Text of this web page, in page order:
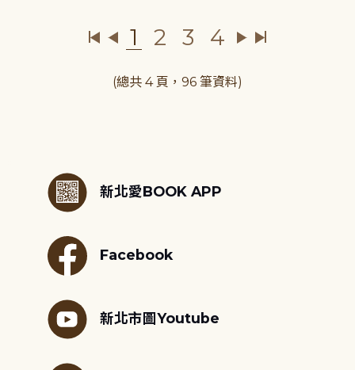
1 2 3 4
(總共 4 頁，96 筆資料)
新北愛BOOK APP
Facebook
新北市圖Youtube